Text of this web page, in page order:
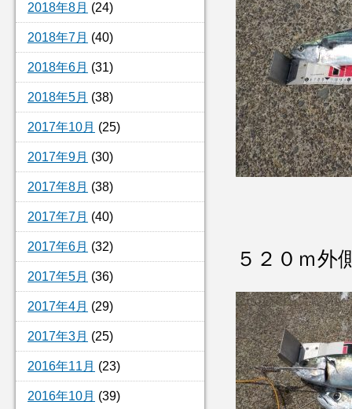
2018年8月 (24)
2018年7月 (40)
2018年6月 (31)
2018年5月 (38)
2017年10月 (25)
2017年9月 (30)
2017年8月 (38)
2017年7月 (40)
2017年6月 (32)
2017年5月 (36)
2017年4月 (29)
2017年3月 (25)
2016年11月 (23)
2016年10月 (39)
５２０ｍ